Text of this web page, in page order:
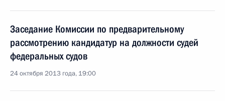
Заседание Комиссии по предварительному
рассмотрению кандидатур на должности судей
федеральных судов
24 октября 2013 года, 19:00